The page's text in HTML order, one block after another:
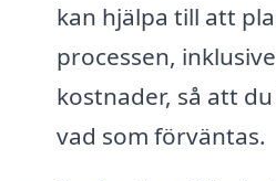
kan hjälpa till att
processen,
kostnader, så att
vad som förväntas.